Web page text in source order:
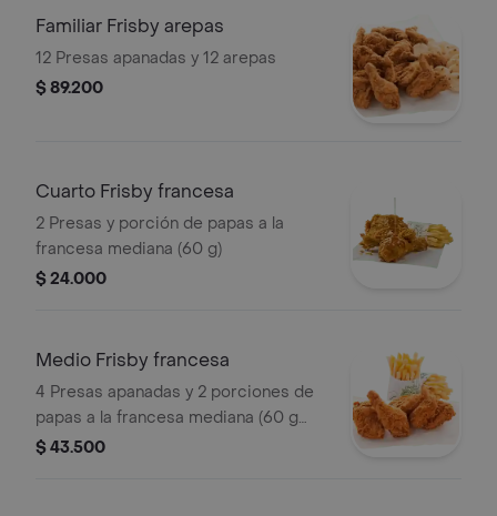
Familiar Frisby arepas
12 Presas apanadas y 12 arepas
$ 89.200
Cuarto Frisby francesa
2 Presas y porción de papas a la
francesa mediana (60 g)
$ 24.000
Medio Frisby francesa
4 Presas apanadas y 2 porciones de
papas a la francesa mediana (60 g
und)
$ 43.500